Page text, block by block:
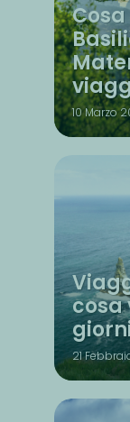
10 Marzo
cosa
21